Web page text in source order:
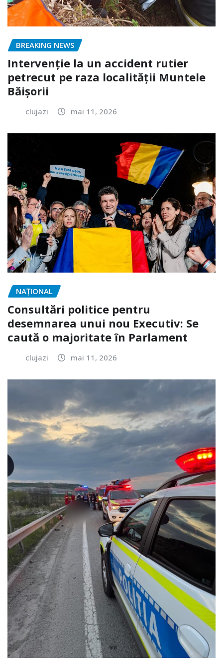
BREAKING NEWS
Intervenție la un accident rutier
petrecut pe raza localității Muntele
Băișorii
clujazi mai 11, 2026
NAŢIONAL
Consultări politice pentru
desemnarea unui nou Executiv: Se
caută o majoritate în Parlament
clujazi mai 11, 2026